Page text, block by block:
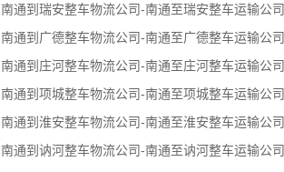
南通到瑞安整车物流公司-南通至瑞安整车运输公司
南通到广德整车物流公司-南通至广德整车运输公司
南通到庄河整车物流公司-南通至庄河整车运输公司
南通到项城整车物流公司-南通至项城整车运输公司
南通到淮安整车物流公司-南通至淮安整车运输公司
南通到讷河整车物流公司-南通至讷河整车运输公司